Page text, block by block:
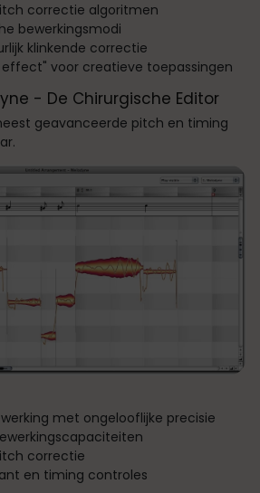
correctie algoritmen
bewerkingsmodi
klinkende correctie
voor creatieve toepassingen
- De Chirurgische Editor
geavanceerde pitch en timing
met ongelooflijke precisie
correctie
en timing controles